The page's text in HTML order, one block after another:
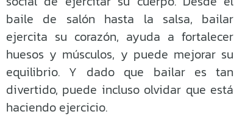
baile de salón hasta la salsa, bailar
ejercita su corazón, ayuda a fortalecer
huesos y músculos, y puede mejorar su
equilibrio. Y dado que bailar es tan
divertido, puede incluso olvidar que está
haciendo ejercicio.